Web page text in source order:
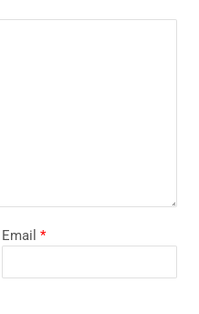
Email *